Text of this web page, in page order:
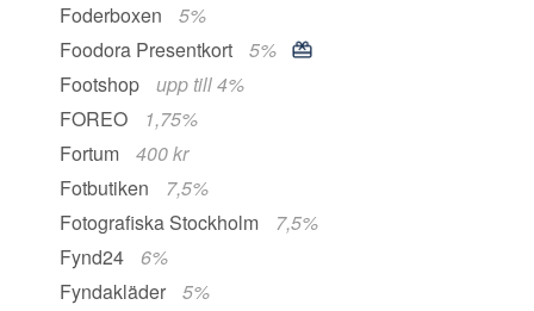
Foderboxen
5%
Foodora Presentkort
5%
Footshop
upp till 4%
FOREO
1,75%
Fortum
400 kr
Fotbutiken
7,5%
Fotografiska Stockholm
7,5%
Fynd24
6%
Fyndakläder
5%